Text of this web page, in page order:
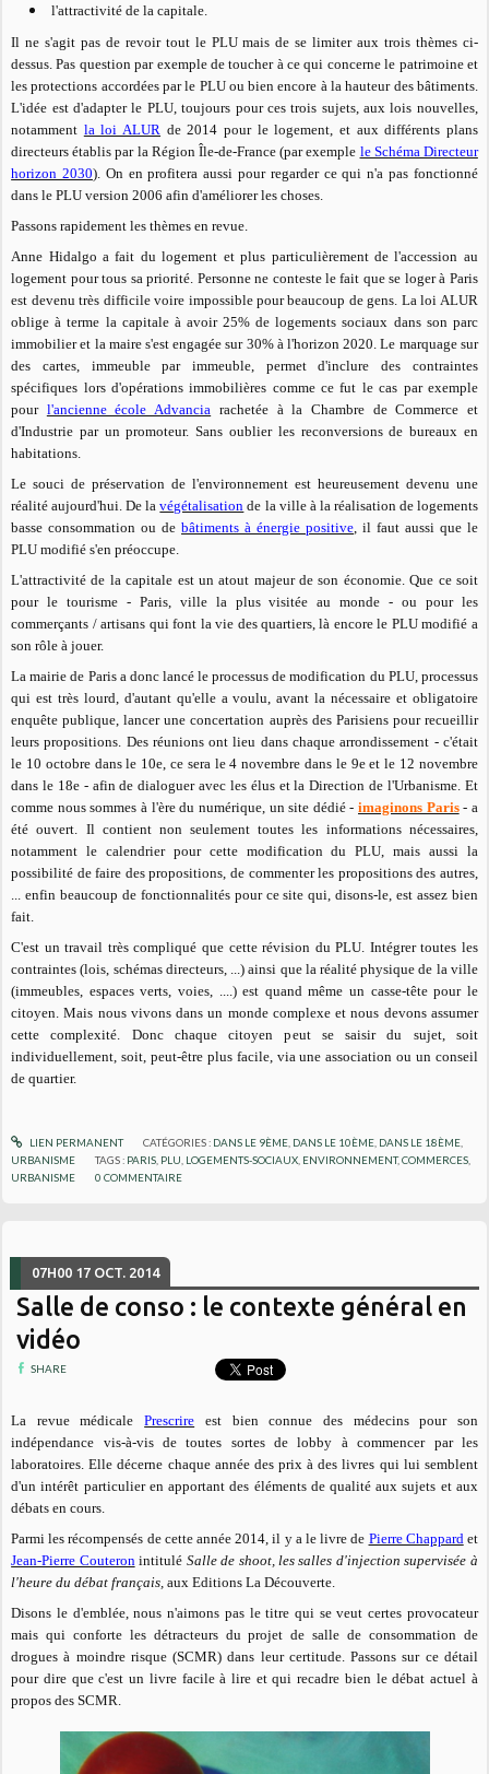
l'attractivité de la capitale.
Il ne s'agit pas de revoir tout le PLU mais de se limiter aux trois thèmes ci-
dessus. Pas question par exemple de toucher à ce qui concerne le patrimoine et
les protections accordées par le PLU ou bien encore à la hauteur des bâtiments.
L'idée est d'adapter le PLU, toujours pour ces trois sujets, aux lois nouvelles,
notamment la loi ALUR de 2014 pour le logement, et aux différents plans
directeurs établis par la Région Île-de-France (par exemple le Schéma Directeur
horizon 2030). On en profitera aussi pour regarder ce qui n'a pas fonctionné
dans le PLU version 2006 afin d'améliorer les choses.
Passons rapidement les thèmes en revue.
Anne Hidalgo a fait du logement et plus particulièrement de l'accession au
logement pour tous sa priorité. Personne ne conteste le fait que se loger à Paris
est devenu très difficile voire impossible pour beaucoup de gens. La loi ALUR
oblige à terme la capitale à avoir 25% de logements sociaux dans son parc
immobilier et la maire s'est engagée sur 30% à l'horizon 2020. Le marquage sur
des cartes, immeuble par immeuble, permet d'inclure des contraintes
spécifiques lors d'opérations immobilières comme ce fut le cas par exemple
pour l'ancienne école Advancia rachetée à la Chambre de Commerce et
d'Industrie par un promoteur. Sans oublier les reconversions de bureaux en
habitations.
Le souci de préservation de l'environnement est heureusement devenu une
réalité aujourd'hui. De lavégétalisation de la ville à la réalisation de logements
basse consommation ou debâtiments à énergie positive, il faut aussi que le
PLU modifié s'en préoccupe.
L'attractivité de la capitale est un atout majeur de son économie. Que ce soit
pour le tourisme - Paris, ville la plus visitée au monde - ou pour les
commerçants / artisans qui font la vie des quartiers, là encore le PLU modifié a
son rôle à jouer.
La mairie de Paris a donc lancé le processus de modification du PLU, processus
qui est très lourd, d'autant qu'elle a voulu, avant la nécessaire et obligatoire
enquête publique, lancer une concertation auprès des Parisiens pour recueillir
leurs propositions. Des réunions ont lieu dans chaque arrondissement - c'était
le 10 octobre dans le 10e, ce sera le 4 novembre dans le 9e et le 12 novembre
dans le 18e - afin de dialoguer avec les élus et la Direction de l'Urbanisme. Et
comme nous sommes à l'ère du numérique, un site dédié - imaginons Paris- a
été ouvert. Il contient non seulement toutes les informations nécessaires,
notamment le calendrier pour cette modification du PLU, mais aussi la
possibilité de faire des propositions, de commenter les propositions des autres,
... enfin beaucoup de fonctionnalités pour ce site qui, disons-le, est assez bien
fait.
C'est un travail très compliqué que cette révision du PLU. Intégrer toutes les
contraintes (lois, schémas directeurs, ...) ainsi que la réalité physique de la ville
(immeubles, espaces verts, voies, ....) est quand même un casse-tête pour le
citoyen. Mais nous vivons dans un monde complexe et nous devons assumer
cette complexité. Donc chaque citoyen peut se saisir du sujet, soit
individuellement, soit, peut-être plus facile, via une association ou un conseil
de quartier.
LIEN PERMANENT CATÉGORIES : DANS LE 9ÈME, DANS LE 10ÈME, DANS LE 18ÈME,
URBANISME
TAGS : PARIS PLU LOGEMENTS-SOCIAUX ENVIRONNEMENT,COMMERCES
URBANISME
0 COMMENTAIRE
07H00 17 OCT. 2014
Salle de conso : le contexte général en
vidéo
SHARE
La revue médicalePrescrire est bien connue des médecins pour son
indépendance vis-à-vis de toutes sortes de lobby à commencer par les
laboratoires. Elle décerne chaque année des prix à des livres qui lui semblent
d'un intérêt particulier en apportant des éléments de qualité aux sujets et aux
débats en cours.
Parmi les récompensés de cette année 2014, il y a le livre de Pierre Chappardet
Jean-Pierre Couteronintitulé Salle de shoot, les salles d'injection supervisée à
l'heure du débat français,aux Editions La Découverte.
Disons le d'emblée, nous n'aimons pas le titre qui se veut certes provocateur
mais qui conforte les détracteurs du projet de salle de consommation de
drogues à moindre risque (SCMR) dans leur certitude. Passons sur ce détail
pour dire que c'est un livre facile à lire et qui recadre bien le débat actuel à
propos des SCMR.